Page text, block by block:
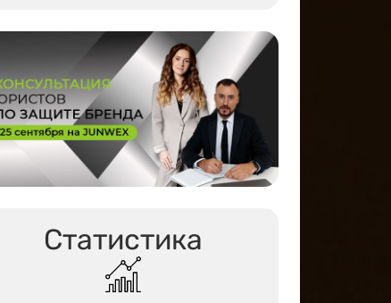
Статистика